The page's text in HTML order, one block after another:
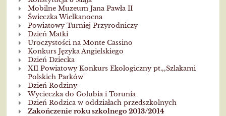
Mobilne Muzeum Jana Pawła II
Świeczka Wielkanocna
Powiatowy Turniej Przyrodniczy
Dzień Matki
Uroczystości na Monte Cassino
Konkurs Języka Angielskiego
Dzień Dziecka
XII Powiatowy Konkurs Ekologiczny pt.,,Szlakami
Polskich Parków"
Dzień Rodziny
Wycieczka do Golubia i Torunia
Dzień Rodzica w oddziałach przedszkolnych
Zakończenie roku szkolnego 2013/2014